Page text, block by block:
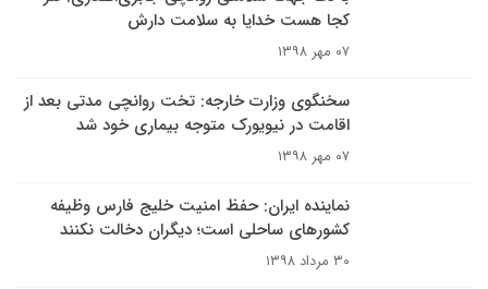
کجا هست خدایا به سلامت دارش
۰۷ مهر ۱۳۹۸
سخنگوی وزارت خارجه: تخت روانچی مدتی بعد از
اقامت در نیویورک متوجه بیماری خود شد
۰۷ مهر ۱۳۹۸
نماینده ایران: حفظ امنیت خلیج فارس وظیفه
کشورهای ساحلی است؛ دیگران دخالت نکنند
۳۰ مرداد ۱۳۹۸